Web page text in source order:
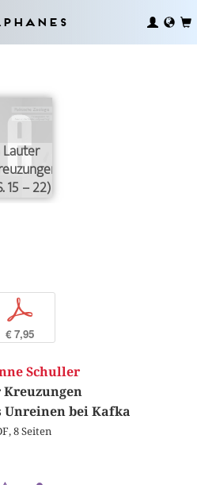
Lauter
15 – 22)
p
€ 7,95
Schuller
Kreuzungen
Unreinen bei Kafka
8 Seiten